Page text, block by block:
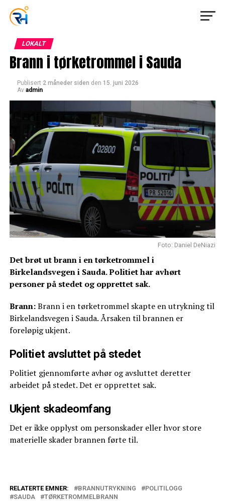
LOKALT
Brann i tørketrommel i Sauda
Publisert 2 måneder siden den 15. juni 2026
Av admin
Foto: Daniel DeNiazi
Det brøt ut brann i en tørketrommel i
Birkelandsvegen i Sauda. Politiet har avhørt
personer på stedet og opprettet sak.
Brann:Brann i en tørketrommel skapte en utrykning til
Birkelandsvegen i Sauda. Årsaken til brannen er
foreløpig ukjent.
Politiet avsluttet på stedet
Politiet gjennomførte avhør og avsluttet deretter
arbeidet på stedet. Det er opprettet sak.
Ukjent skadeomfang
Det er ikke opplyst om personskader eller hvor store
materielle skader brannen førte til.
RELATERTE EMNER: BRANNUTRYKNING
POLITILOGG
SAUDA
TØRKETROMMELBRANN